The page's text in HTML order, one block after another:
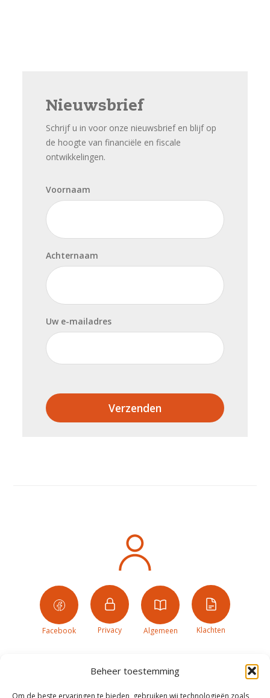
Beheer toestemming
Om de beste ervaringen te bieden, gebruiken wij technologieën zoals
Nieuwsbrief
Schrijf u in voor onze nieuwsbrief en blijf op
de hoogte van financiële en fiscale
ontwikkelingen.
Voornaam
Achternaam
Uw e-mailadres
Verzenden
Facebook Privacy Algemeen Klachten